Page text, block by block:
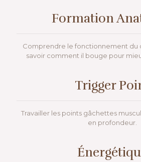
Formation
Comprendre le fonctionnement du
savoir comment il bouge pour
Trigger
Travailler les points gâchettes
en profondeur.